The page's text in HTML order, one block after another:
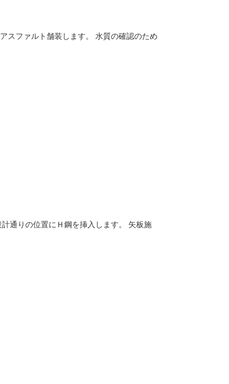
スファルト舗装します。 水質の確認のため
通りの位置にＨ鋼を挿入します。 矢板施